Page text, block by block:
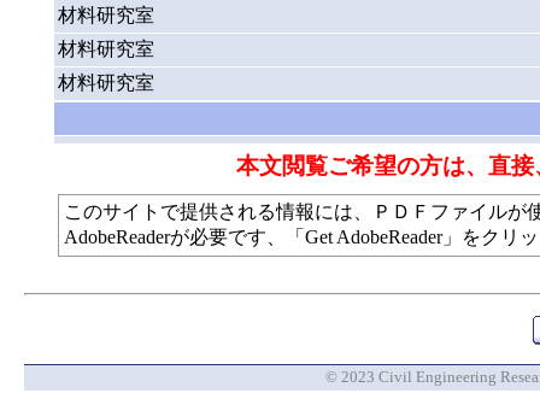
材料研究室
材料研究室
材料研究室
本文閲覧ご希望の方は、直
このサイトで提供される情報には、ＰＤＦファイル
AdobeReaderが必要です、「Get AdobeReader」をク
© 2023 Civil Engineering